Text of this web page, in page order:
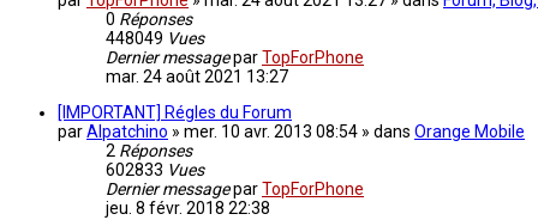
0 Réponses
448049 Vues
Dernier messageparTopForPhone
mar. 24 août 2021 13:27
[IMPORTANT] Régles du Forum
parAlpatchino » mer. 10 avr. 2013 08:54 » dans Orange Mobile
2 Réponses
602833 Vues
Dernier messageparTopForPhone
jeu. 8 févr. 2018 22:38